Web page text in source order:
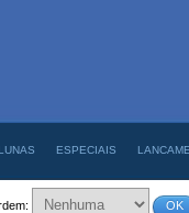
ESPECIAIS
OK